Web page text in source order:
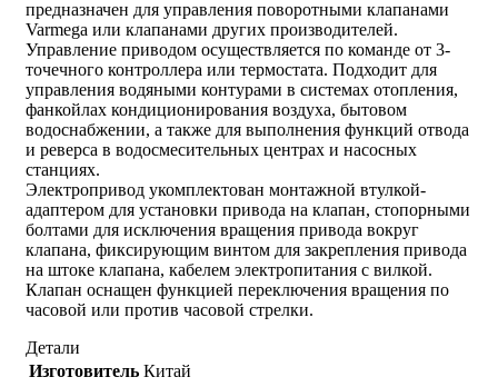
предназначен для управления поворотными клапанами
Varmega или клапанами других производителей.
Управление приводом осуществляется по команде от 3-
точечного контроллера или термостата. Подходит для
управления водяными контурами в системах отопления,
фанкойлах кондиционирования воздуха, бытовом
водоснабжении, а также для выполнения функций отвода
и реверса в водосмесительных центрах и насосных
станциях.
Электропривод укомплектован монтажной втулкой-
адаптером для установки привода на клапан, стопорными
болтами для исключения вращения привода вокруг
клапана, фиксирующим винтом для закрепления привода
на штоке клапана, кабелем электропитания с вилкой.
Клапан оснащен функцией переключения вращения по
часовой или против часовой стрелки.
Детали
Изготовитель Китай